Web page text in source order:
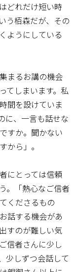
どれだけ短い時
う栢森だが、その
ようにしている
まるお講の機会
てしまいます。私
間を設けていま
に、一言も話せな
すか。聞かない
から」。
にとっては信頼
。「熱心なご信者
くださるもの
話する機会があ
すのが難しい気
信者さんに少し
少しずつ会話して